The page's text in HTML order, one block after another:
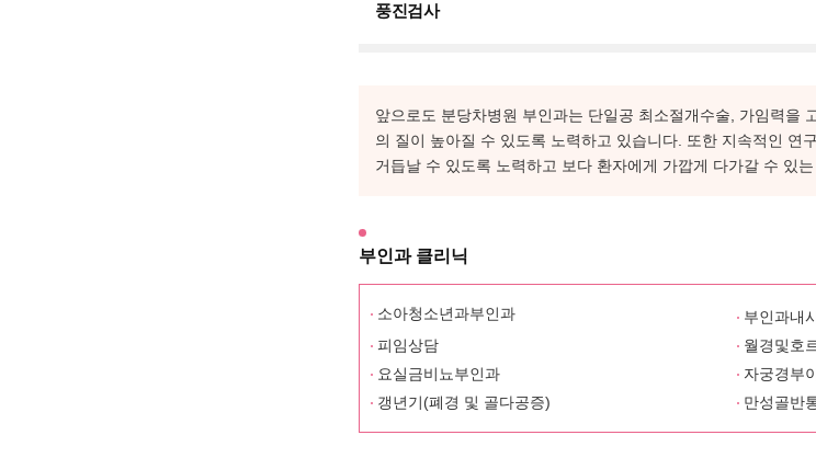
풍진검사
앞으로도 분당차병원 부인과는 단일공 최소절개수술, 가임력을
의 질이 높아질 수 있도록 노력하고 있습니다. 또한 지속적인 연
거듭날 수 있도록 노력하고 보다 환자에게 가깝게 다가갈 수 있
부인과 클리닉
소아청소년과부인과
부인과내
피임상담
월경및호
요실금비뇨부인과
자궁경부
갱년기(폐경 및 골다공증)
만성골반